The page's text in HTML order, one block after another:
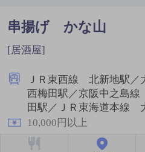
串揚げ かな山
[居酒屋]
ＪＲ東西線 北新地駅／
西梅田駅／京阪中之島
田駅／ＪＲ東海道本線
10,000円以上